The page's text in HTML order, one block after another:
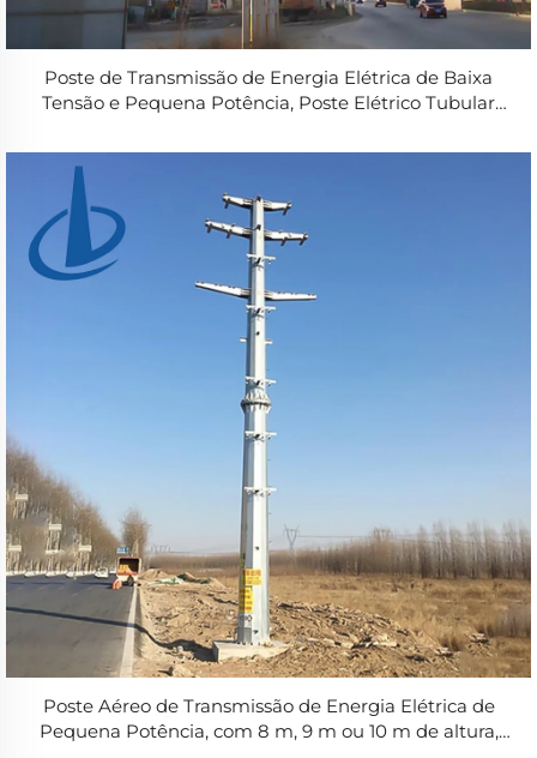
Poste de Transmissão de Energia Elétrica de Baixa
Tensão e Pequena Potência, Poste Elétrico Tubular
Poste Aéreo de Transmissão de Energia Elétrica de
Pequena Potência, com 8 m, 9 m ou 10 m de altura,